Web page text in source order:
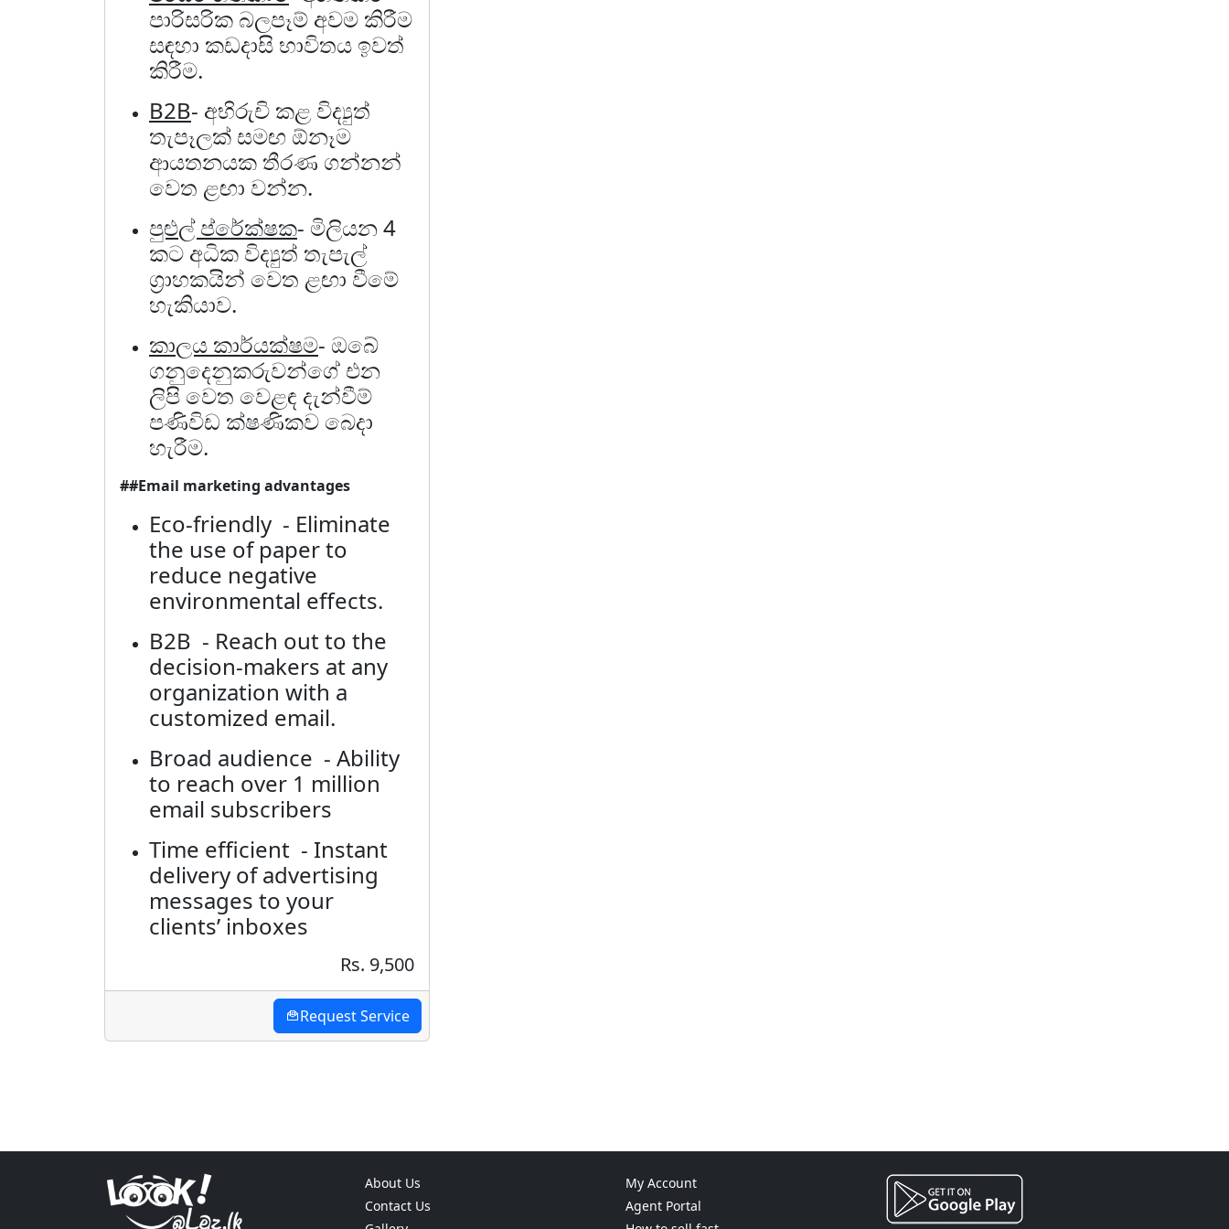
පාරිසරික බලපෑම් අවම කිරීම
සඳහා කඩදාසි භාවිතය ඉවත්
කිරීම.
B2B- අභිරුචි කළ විද්‍යුත්
තැපෑලක් සමඟ ඕනෑම
ආයතනයක තීරණ ගන්නන්
වෙත ළඟා වන්න.
පුළුල් ප්රේක්ෂක- මිලියන 4
කට අධික විද්‍යුත් තැපැල්
ග්‍රාහකයින් වෙත ළඟා වීමේ
හැකියාව.
කාලය කාර්යක්ෂම- ඔබේ
ගනුදෙනුකරුවන්ගේ එන
ලිපි වෙත වෙළඳ දැන්වීම්
පණිවිඩ ක්ෂණිකව බෙදා
හැරීම.
##Email marketing advantages
Eco-friendly - Eliminate
the use of paper to
reduce negative
environmental effects.
B2B - Reach out to the
decision-makers at any
organization with a
customized email.
Broad audience - Ability
to reach over 1 million
email subscribers
Time efficient - Instant
delivery of advertising
messages to your
clients’ inboxes
Rs. 9,500
Request Service
About Us
Contact Us
My Account
Agent Portal